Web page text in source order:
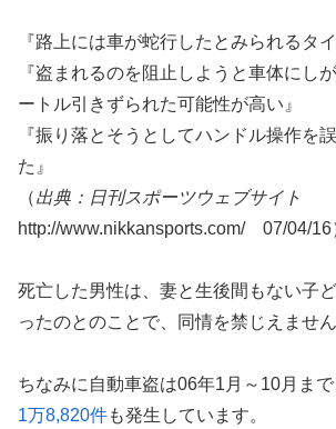
『路上には車が蛇行したとみられるタイ
『盗まれるのを阻止しようと車体にし
ートル引きずられた可能性が高い』
『振り落とそうとしてハンドル操作を
た』
（出典：日刊スポーツウェブサイト
http://www.nikkansports.com/ 07/04/16
死亡した男性は、妻と生後間もない子
ったのとのことで、同情を禁じえません
ちなみに自動車盗は06年1月～10月ま
1万8,820件も発生しています。